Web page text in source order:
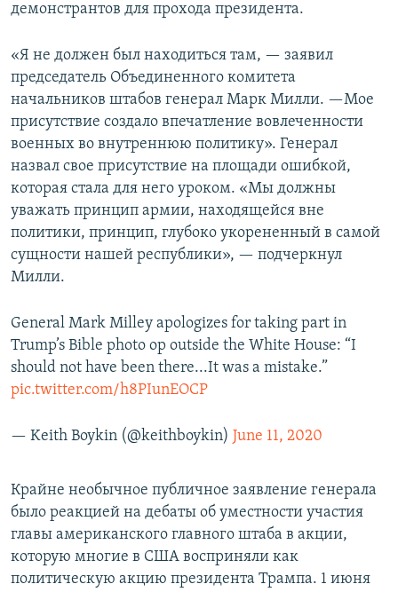
демонстрантов для прохода президента.
«Я не должен был находиться там, — заявил
председатель Объединенного комитета
начальников штабов генерал Марк Милли. —Мое
присутствие создало впечатление вовлеченности
военных во внутреннюю политику». Генерал
назвал свое присутствие на площади ошибкой,
которая стала для него уроком. «Мы должны
уважать принцип армии, находящейся вне
политики, принцип, глубоко укорененный в самой
сущности нашей республики», — подчеркнул
Милли.
General Mark Milley apologizes for taking part in
Trump’s Bible photo op outside the White House: “I
should not have been there...It was a mistake.”
pic.twitter.com/h8PIunEOCP
— Keith Boykin (@keithboykin) June 11, 2020
Крайне необычное публичное заявление генерала
было реакцией на дебаты об уместности участия
главы американского главного штаба в акции,
которую многие в США восприняли как
политическую акцию президента Трампа. 1 июня